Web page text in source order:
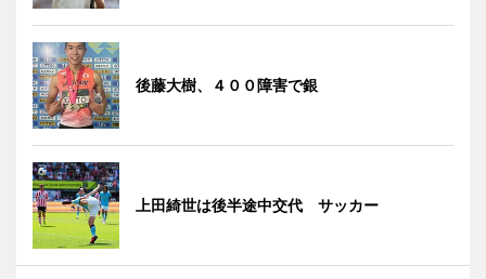
後藤大樹、４００障害で銀
上田綺世は後半途中交代 サッカー